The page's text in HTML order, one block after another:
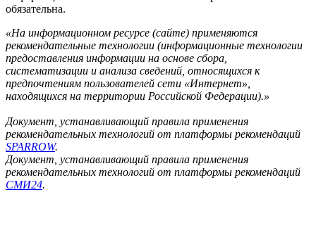
обязательна.
«На информационном ресурсе (сайте) применяются
рекомендательные технологии (информационные технологии
предоставления информации на основе сбора,
систематизации и анализа сведений, относящихся к
предпочтениям пользователей сети «Интернет»,
находящихся на территории Российской Федерации).»
Документ, устанавливающий правила применения
рекомендательных технологий от платформы рекомендаций
SPARROW.
Документ, устанавливающий правила применения
рекомендательных технологий от платформы рекомендаций
СМИ24.